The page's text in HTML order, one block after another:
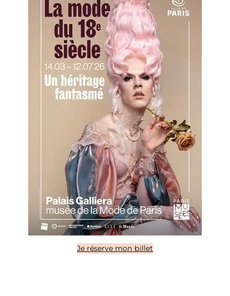
Je réserve mon billet